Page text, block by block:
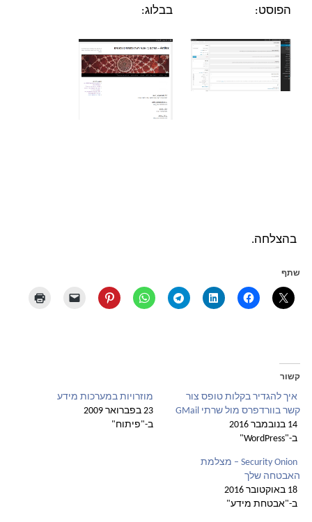
הפוסט:
בבלוג:
בהצלחה.
שתף
קשור
איך להגדיר בקלות טופס צור
קשר בוורדפרס מול שרתי GMail
14 בנובמבר 2016
ב-"WordPress"
מוזרויות במערכות מידע
23 בפברואר 2009
ב-"פיתוח"
Security Onion – מצלמת
האבטחה שלך
18 באוקטובר 2016
ב-"אבטחת מידע"